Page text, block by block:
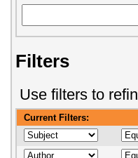
Filters
Use filters to
Current Filters: